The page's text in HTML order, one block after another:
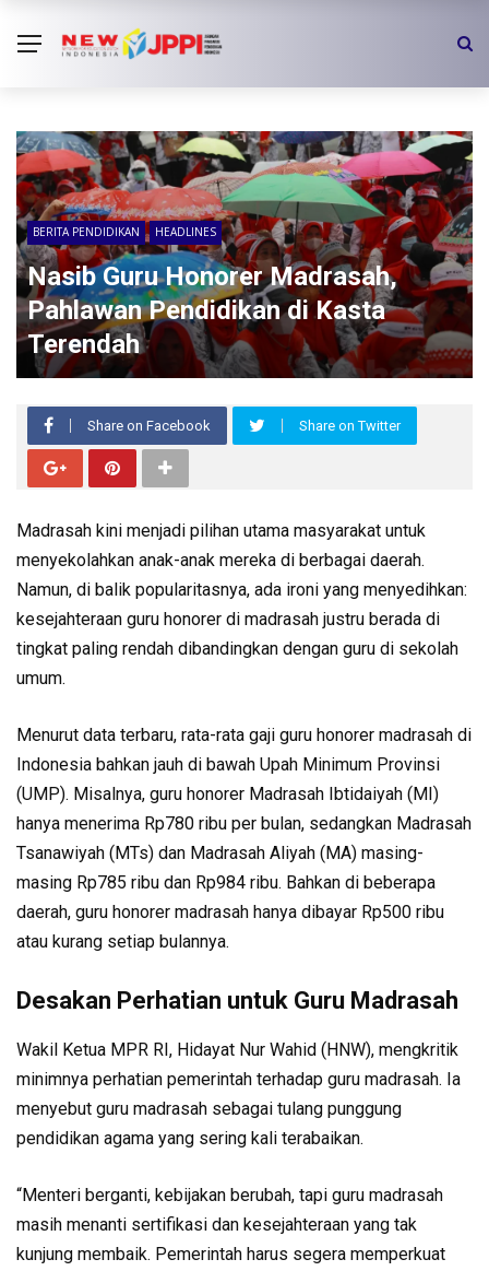
BERITA PENDIDIKAN HEADLINES
Nasib Guru Honorer Madrasah,
Pahlawan Pendidikan di Kasta
Terendah
Share on Facebook Share on Twitter
Madrasah kini menjadi pilihan utama masyarakat untuk
menyekolahkan anak-anak mereka di berbagai daerah.
Namun, di balik popularitasnya, ada ironi yang menyedihkan:
kesejahteraan guru honorer di madrasah justru berada di
tingkat paling rendah dibandingkan dengan guru di sekolah
umum.
Menurut data terbaru, rata-rata gaji guru honorer madrasah di
Indonesia bahkan jauh di bawah Upah Minimum Provinsi
(UMP). Misalnya, guru honorer Madrasah Ibtidaiyah (MI)
hanya menerima Rp780 ribu per bulan, sedangkan Madrasah
Tsanawiyah (MTs) dan Madrasah Aliyah (MA) masing-
masing Rp785 ribu dan Rp984 ribu. Bahkan di beberapa
daerah, guru honorer madrasah hanya dibayar Rp500 ribu
atau kurang setiap bulannya.
Desakan Perhatian untuk Guru Madrasah
Wakil Ketua MPR RI, Hidayat Nur Wahid (HNW), mengkritik
minimnya perhatian pemerintah terhadap guru madrasah. Ia
menyebut guru madrasah sebagai tulang punggung
pendidikan agama yang sering kali terabaikan.
“Menteri berganti, kebijakan berubah, tapi guru madrasah
masih menanti sertifikasi dan kesejahteraan yang tak
kunjung membaik. Pemerintah harus segera memperkuat